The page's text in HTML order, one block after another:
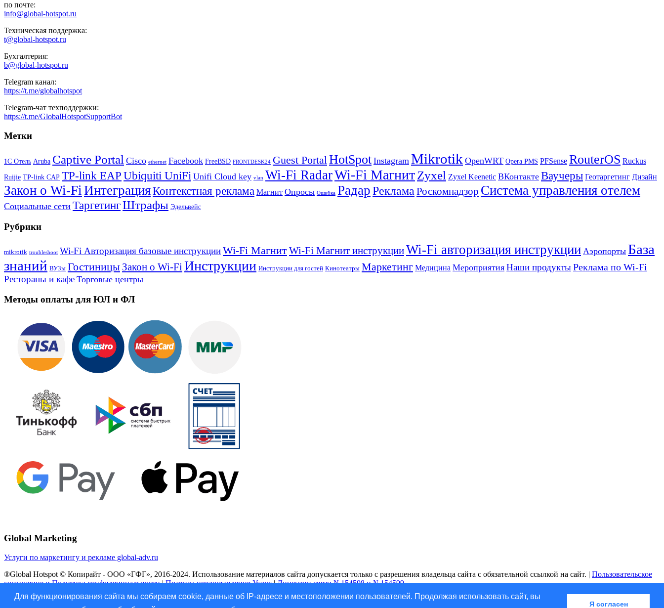
Для функционирования сайта мы собираем cookie, данные об IP-адресе и местоположении пользователей. Продолжая использовать сайт, вы
Я согласен
по почте:
info@global-hotspot.ru
Техническая поддержка:
t@global-hotspot.ru
Бухгалтерия:
b@global-hotspot.ru
Telegram канал:
https://t.me/globalhotspot
Telegram-чат техподдержки:
https://t.me/GlobalHotspotSupportBot
Метки
1С Отель Aruba Captive Portal Cisco ethernet Facebook FreeBSD FRONTDESK24 Guest Portal HotSpot Instagram Mikrotik OpenWRT Opera PMS PFSense RouterOS Ruckus
Ruijie TP-link CAP TP-link EAP Ubiquiti UniFi Unifi Cloud key vlan Wi-Fi RadarWi-Fi МагнитZyxel Zyxel Keenetic ВКонтакте Ваучеры Геотаргетинг Дизайн
Закон о Wi-Fi ИнтеграцияКонтекстная реклама Магнит Опросы Ошибка РадарРеклама Роскомнадзор Система управления отелем
Социальные сети ТаргетингШтрафы Эдельвейс
Рубрики
mikrotik troubleshoot Wi-Fi Авторизация базовые инструкцииWi-Fi МагнитWi-Fi Магнит инструкцииWi-Fi авторизация инструкции Аэропорты База
знаний ВУЗы Гостиницы Закон о Wi-FiИнструкции Инструкции для гостей Кинотеатры Маркетинг Медицина Мероприятия Наши продуктыРеклама по Wi-Fi
Рестораны и кафе Торговые центры
Методы оплаты для ЮЛ и ФЛ
Global Marketing
Услуги по маркетингу и рекламе global-adv.ru
®Global Hotspot © Копирайт - ООО «ГФГ», 2016-2024. Использование материалов сайта допускается только с разрешения владельца сайта с обязательной ссылкой на сайт. | Пользовательское
соглашение и Политика конфиденциальности|Правила предоставления Услуг|Лицензии связи №154598 и №154599
Vk